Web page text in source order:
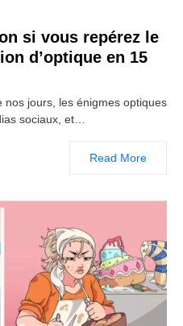
si vous repérez le
d’optique en 15
nos jours, les énigmes optiques
sociaux, et…
Read More